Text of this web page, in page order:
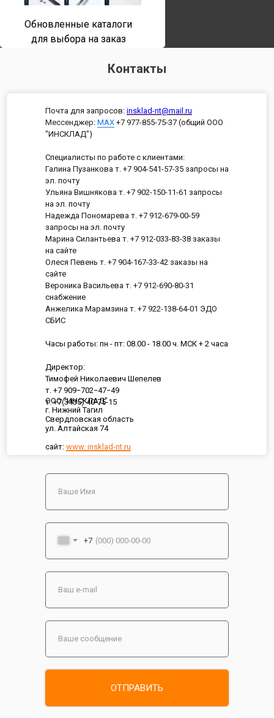
Обновленные каталоги
для выбора на заказ
Контакты
ООО "ИНСКЛАД"
г. Нижний Тагил
Свердловская область
ул. Алтайская 74
сайт: www. insklad-nt.ru
Почта для запросов: insklad-nt@mail.ru
Мессенджер: MAX +7 977-855-75-37 (общий ООО
"ИНСКЛАД")
Специалисты по работе с клиентами:
Галина Пузанкова т. +7 904-541-57-35 запросы на
эл. почту
Ульяна Вишнякова т. +7 902-150-11-61 запросы
на эл. почту
Надежда Пономарева т. +7 912-679-00-59
запросы на эл. почту
Марина Силантьева т. +7 912-033-83-38 заказы
на сайте
Олеся Певень т. +7 904-167-33-42 заказы на
сайте
Вероника Васильева т. +7 912-690-80-31
снабжение
Анжелика Марамзина т. +7 922-138-64-01 ЭДО
СБИС
Часы работы: пн - пт: 08.00 - 18.00 ч. МСК + 2 часа
Директор:
Тимофей Николаевич Шепелев
т. +7 909−702−47−49
т. +7(3435) 40-75-15
+7
ОТПРАВИТЬ